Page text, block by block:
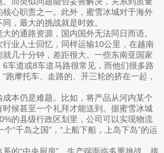
心职责之一。此外，蜜雪冰城对于海外
，最大的挑战就是时效。
的通路资源，国内国外无法同日而语。
业人士回忆，同样运输10公里，在越南
几十分钟，差距很大。一些东南亚国家
车道或8车道马路很常见，而他们很多路
跑摩托车、走路的、开三轮的挤在一起，
本仍是难题。比如，将产品从河内某个
候甚至一个礼拜才能送到。据蜜雪冰城
的县级行政区划里，公司可以实现物流
“千岛之国”，“上船下船，上岛下岛”的运
的“中央厨房”，生产端面临多重挑战。接